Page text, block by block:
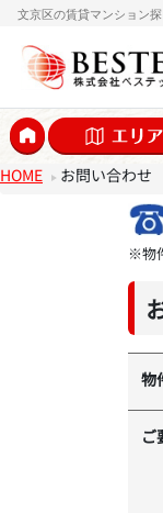
文京区の賃貸マンション
HOME お問い合わせ
※物
物
ご